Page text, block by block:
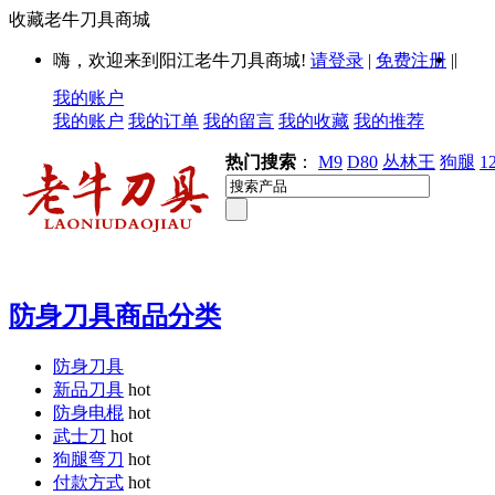
收藏老牛刀具商城
嗨，欢迎来到阳江老牛刀具商城! 请登录 | 免费注册 ||
我的账户
我的账户 我的订单 我的留言 我的收藏 我的推荐
热门搜索 ： M9 D80 丛林王 狗腿
防身刀具商品分类
防身刀具
新品刀具 hot
防身电棍 hot
武士刀 hot
狗腿弯刀 hot
付款方式 hot